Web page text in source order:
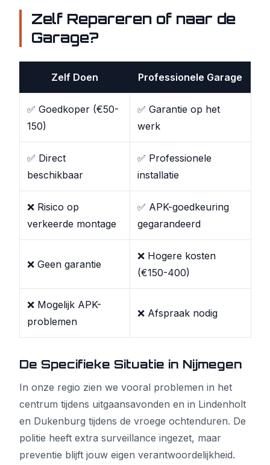
Zelf Repareren of naar de
Garage?
Zelf Doen Professionele Garage
✅ Goedkoper (€50-
150)
✅ Garantie op het
werk
✅ Direct
beschikbaar
✅ Professionele
installatie
❌ Risico op
verkeerde montage
✅ APK-goedkeuring
gegarandeerd
❌ Geen garantie
❌ Hogere kosten
(€150-400)
❌ Mogelijk APK-
problemen
❌ Afspraak nodig
De Specifieke Situatie in Nijmegen
In onze regio zien we vooral problemen in het
centrum tijdens uitgaansavonden en in Lindenholt
en Dukenburg tijdens de vroege ochtenduren. De
politie heeft extra surveillance ingezet, maar
preventie blijft jouw eigen verantwoordelijkheid.